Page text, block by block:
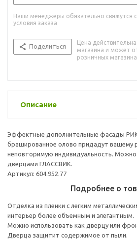
Наши менеджеры обязательно свяжутся
условия заказа
Поделиться
Цена
магазина и может
розничных
Описание
Эффектные дополнительные фасады
брашированное олово придадут вашему
неповторимую индивидуальность.
дверцами ГЛАССВИК.
Артикул: 604.952.77
Подробнее о
Отделка из пленки с легким
интерьер более объемным и элегантным.
Можно использовать как дверцу или
Дверца защитит содержимое от пыли.